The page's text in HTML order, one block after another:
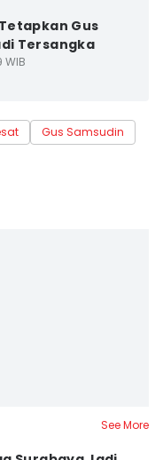
Gus
Tersangka
WIB
Gus Samsudin
See More